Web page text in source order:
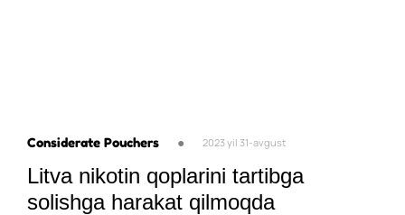
Considerate Pouchers ● 2023 yil 31-avgust
Litva nikotin qoplarini tartibga
solishga harakat qilmoqda